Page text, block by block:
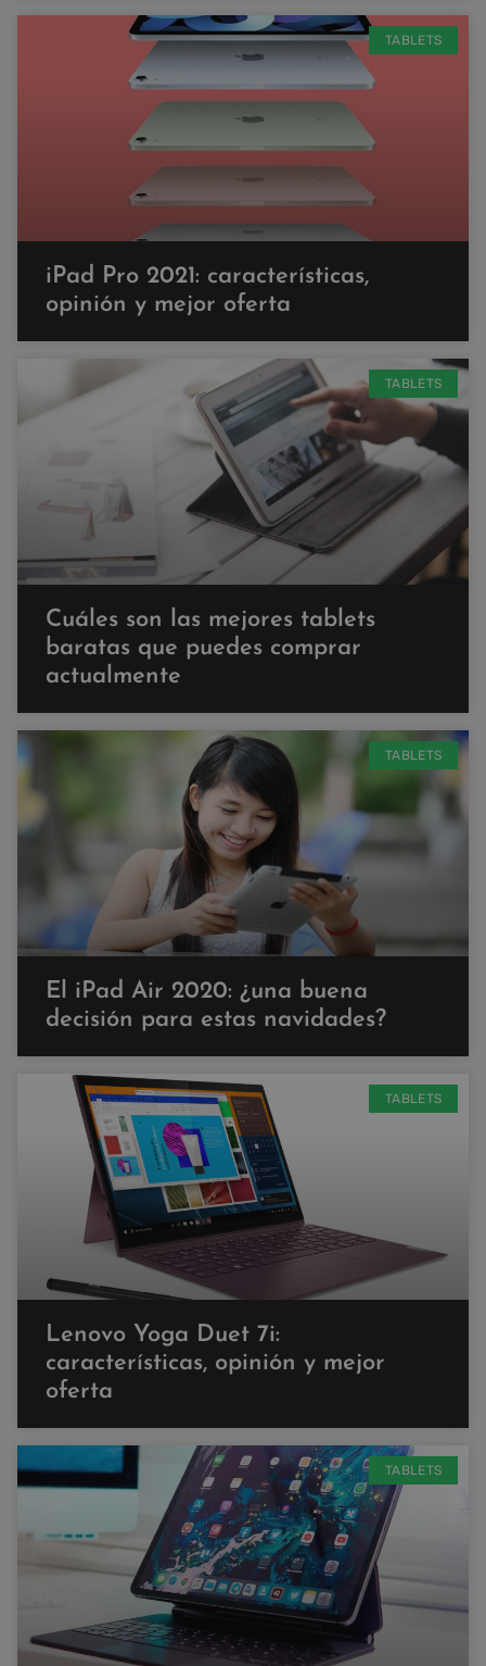
TABLETS
iPad Pro 2021: características,
opinión y mejor oferta
TABLETS
Cuáles son las mejores tablets
baratas que puedes comprar
actualmente
TABLETS
El iPad Air 2020: ¿una buena
decisión para estas navidades?
TABLETS
Lenovo Yoga Duet 7i:
características, opinión y mejor
oferta
TABLETS